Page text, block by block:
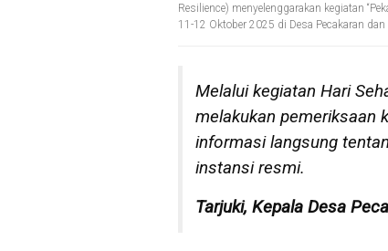
Resilience) menyelenggarakan kegiatan
11-12 Oktober 2025 di Desa Pecakaran
Melalui kegiatan Hari
melakukan pemeriksaan
informasi langsung
instansi resmi.
Tarjuki, Kepala Desa